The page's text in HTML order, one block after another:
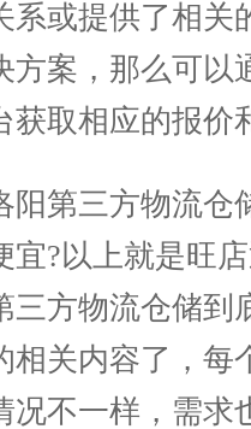
系或提供了相关
方案，那么可以
获取相应的报价
第三方物流仓
宜?以上就是旺
三方物流仓储到
相关内容了，每
况不一样，需求